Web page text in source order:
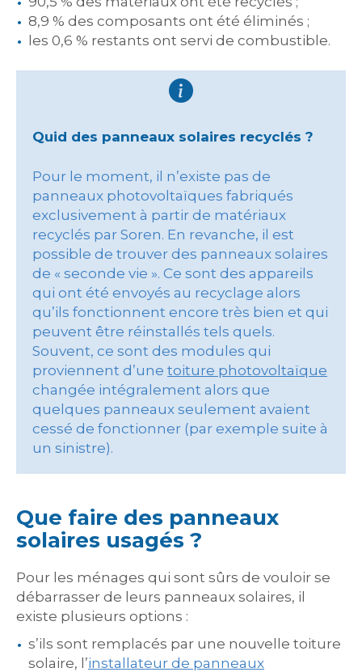
8,9 % des composants ont été éliminés ;
les 0,6 % restants ont servi de combustible.
Quid des panneaux solaires recyclés ?
Pour le moment, il n’existe pas de
panneaux photovoltaïques fabriqués
exclusivement à partir de matériaux
recyclés par Soren. En revanche, il est
possible de trouver des panneaux solaires
de « seconde vie ». Ce sont des appareils
qui ont été envoyés au recyclage alors
qu’ils fonctionnent encore très bien et qui
peuvent être réinstallés tels quels.
Souvent, ce sont des modules qui
proviennent d’une toiture photovoltaïque
changée intégralement alors que
quelques panneaux seulement avaient
cessé de fonctionner (par exemple suite à
un sinistre).
Que faire des panneaux
solaires usagés ?
Pour les ménages qui sont sûrs de vouloir se
débarrasser de leurs panneaux solaires, il
existe plusieurs options :
s’ils sont remplacés par une nouvelle toiture
solaire, l’installateur de panneaux